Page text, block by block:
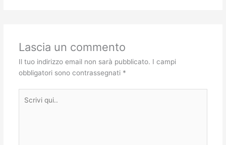
Lascia un commento
Il tuo indirizzo email non sarà pubblicato. I campi
obbligatori sono contrassegnati *
qui..